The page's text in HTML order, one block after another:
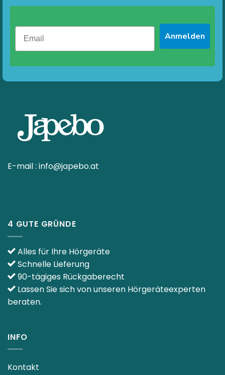
Anmelden
E-mail : info@japebo.at
4 GUTE GRÜNDE
Alles für Ihre Hörgeräte
Schnelle Lieferung
90-tägiges Rückgaberecht
Lassen Sie sich von unseren Hörgeräteexperten
beraten.
INFO
Kontakt